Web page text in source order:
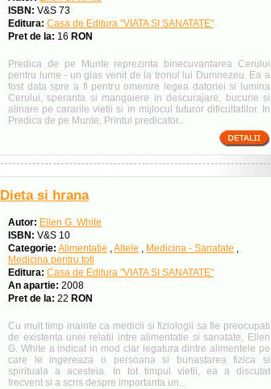
ISBN: V&S 73
Editura: Casa de Editura "VIATA SI SANATATE"
Pret de la: 16 RON
Predica de pe Munte reprezinta binecuvantarea Cerului
pentru lume - un glas venit de la tronul lui Dumnezeu. Ea a
fost data spre a fi pentru omenire legea datoriei si lumina
Cerului, speranta si mangaiere in descurajare, bucurie si
alinare pe cararile vietii si in mijlocul tuturor dificultatilor. In
Predica de pe Munte, Printul predicator...
Dieta si hrana
Autor: Ellen G. White
ISBN: V&S 10
Categorie: Alimentatie ,Altele , Medicina - Sanatate ,
Medicina pentru toti
Editura: Casa de Editura "VIATA SI SANATATE"
An apartie: 2008
Pret de la: 22 RON
Cu mult timp inainte ca medicii si fiziologii sa fie preocupati
de existenta unei relatii intre alimentatie si sanatate, Ellen
G. White a indicat in mod clar legatura dintre alimentele pe
care le ingereaza o persoana si bunastarea fizica si
spirituala a acesteia. In tot timpul vietii, ea a discutat
frecvent si a scris despre importanta un...